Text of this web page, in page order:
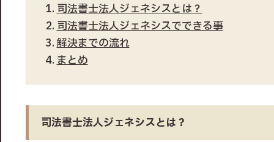
司法書士法人ジェネシスとは？
司法書士法人ジェネシスでできる事
解決までの流れ
まとめ
司法書士法人ジェネシスとは？